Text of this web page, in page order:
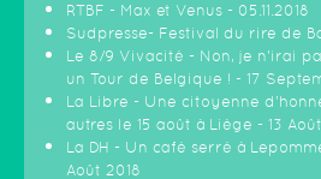
RTBF - Max et Venus - 05.11.2018
Sudpresse- Festival du rire de
Le 8/9 Vivacité - Non, je n'irai
un Tour de Belgique ! - 17
La Libre - Une citoyenne
autres le 15 août à Liège - 13
La DH - Un café serré à
Août 2018